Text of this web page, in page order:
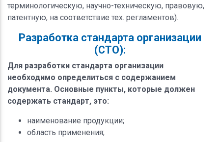
терминологическую, научно-техническую, правовую,
патентную, на соответствие тех. регламентов).
Разработка стандарта организации
(СТО):
Для разработки стандарта организации
необходимо определиться с содержанием
документа. Основные пункты, которые должен
содержать стандарт, это:
наименование продукции;
область применения;